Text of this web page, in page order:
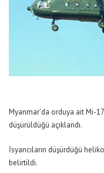
Myanmar’da orduya ait Mi-
düşürüldüğü açıklandı.
İsyancıların düşürdüğü
belirtildi.